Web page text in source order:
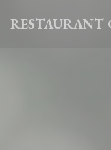
RESTAURANT